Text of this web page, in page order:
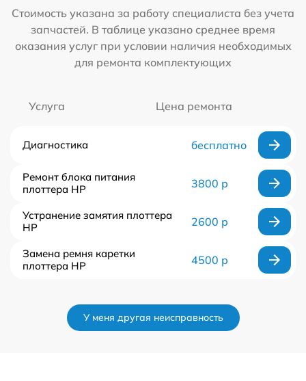
Стоимость указана за работу специалиста без учета
запчастей. В таблице указано среднее время
оказания услуг при условии наличия необходимых
для ремонта комплектующих
Услуга Цена ремонта
Диагностика бесплатно
Ремонт блока питания
плоттера HP
3800 р
Устранение замятия плоттера
HP
2600 р
Замена ремня каретки
плоттера HP
4500 р
У меня другая неисправность